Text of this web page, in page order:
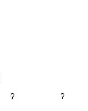
? ?